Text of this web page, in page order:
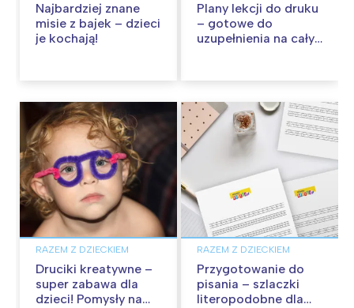
Najbardziej znane
misie z bajek – dzieci
je kochają!
Plany lekcji do druku
– gotowe do
uzupełnienia na cały
RAZEM Z DZIECKIEM
Druciki kreatywne –
super zabawa dla
dzieci! Pomysły na
RAZEM Z DZIECKIEM
Przygotowanie do
pisania – szlaczki
literopodobne dla